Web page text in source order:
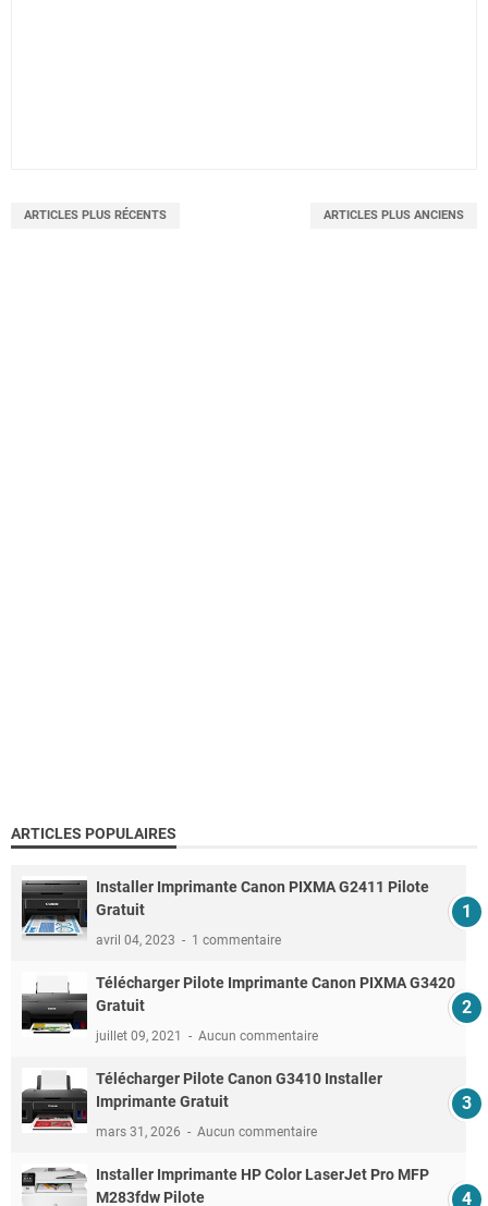
ARTICLES PLUS RÉCENTS ARTICLES PLUS ANCIENS
ARTICLES POPULAIRES
Installer Imprimante Canon PIXMA G2411 Pilote
Gratuit
avril 04, 2023 1 commentaire
Télécharger Pilote Imprimante Canon PIXMA G3420
Gratuit
juillet 09, 2021 Aucun commentaire
Télécharger Pilote Canon G3410 Installer
Imprimante Gratuit
mars 31, 2026 Aucun commentaire
Installer Imprimante HP Color LaserJet Pro MFP
M283fdw Pilote